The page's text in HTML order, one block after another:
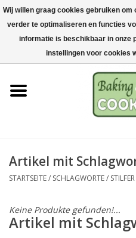
Startseite
Koch-&Backutensilien
Maschinen & Teile
Edelstahl
Rohstoffe & Präsentation
Artikel mit
STARTSEITE/ SCHLAGWORTE/ STILFER
Keine Produkte gefunden!...
Artikel mit
Wij willen graag cookies gebruiken
verder te optimaliseren en functies
informatie is beschikbaar in onze
instellingen voor cookies